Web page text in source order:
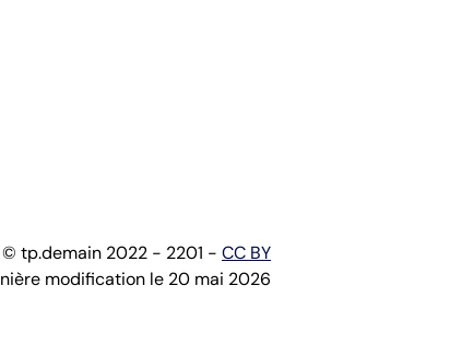
© tp.demain 2022 - 2201 - CC BY
modification le 20 mai 2026